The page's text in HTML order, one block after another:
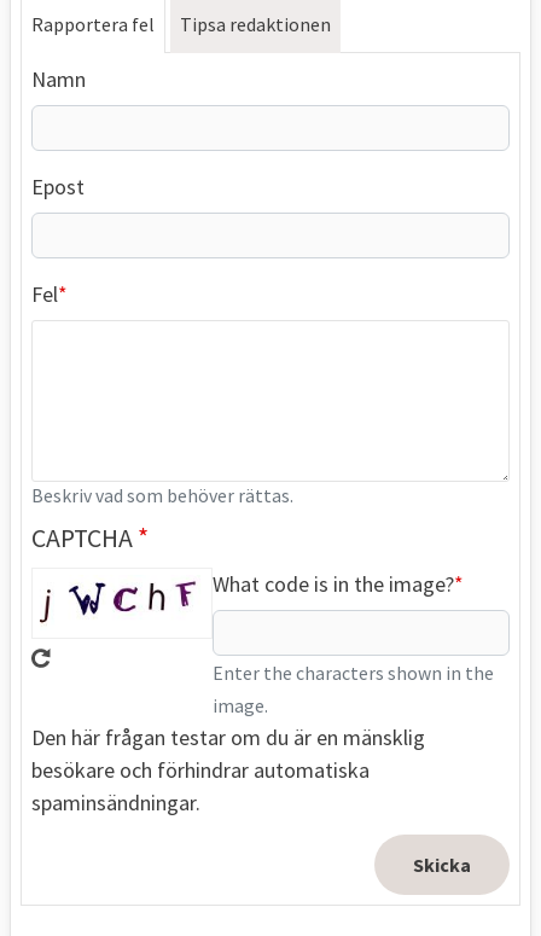
Rapportera fel Tipsa redaktionen
Namn
Epost
Fel
Beskriv vad som behöver rättas.
CAPTCHA
What code is in the image?
Enter the characters shown in the
image.
Den här frågan testar om du är en mänsklig
besökare och förhindrar automatiska
spaminsändningar.